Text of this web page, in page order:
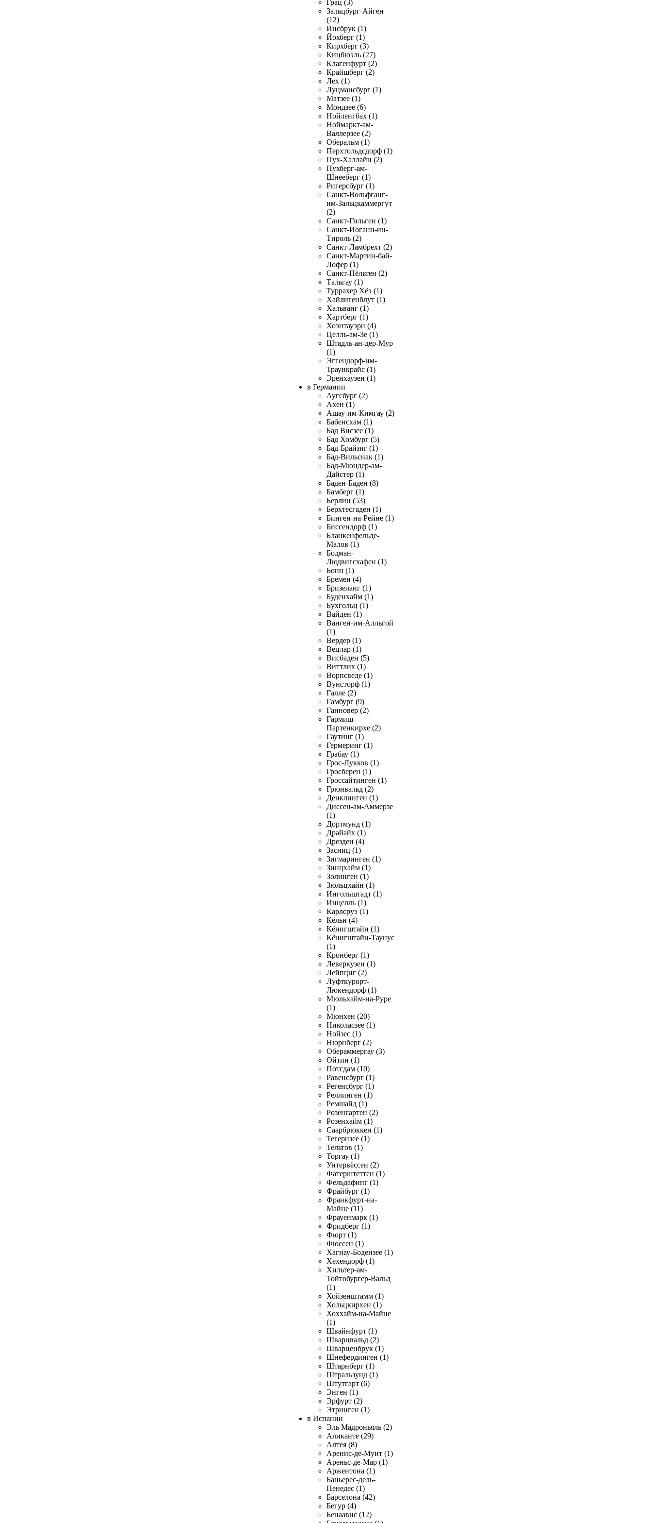
Грац (3)
Зальцбург-Айген
(12)
Инсбрук (1)
Йохберг (1)
Кирхберг (3)
Кицбюэль (27)
Клагенфурт (2)
Крайшберг (2)
Лех (1)
Луцмансбург (1)
Матзее (1)
Мондзее (6)
Нойленгбах (1)
Ноймаркт-ам-
Валлерзее (2)
Оберальм (1)
Перхтольдсдорф (1)
Пух-Халлайн (2)
Пухберг-ам-
Шнееберг (1)
Ригерсбург (1)
Санкт-Вольфганг-
им-Зальцкаммергут
(2)
Санкт-Гильген (1)
Санкт-Иоганн-ин-
Тироль (2)
Санкт-Ламбрехт (2)
Санкт-Мартин-бай-
Лофер (1)
Санкт-Пёльтен (2)
Тальгау (1)
Туррахер Хёэ (1)
Хайлигенблут (1)
Хальванг (1)
Хартберг (1)
Хоэнтауэрн (4)
Целль-ам-Зе (1)
Штадль-ан-дер-Мур
(1)
Эггендорф-им-
Траункрайс (1)
Эренхаузен (1)
в Германии
Аугсбург (2)
Ахен (1)
Ашау-им-Кимгау (2)
Бабенсхам (1)
Бад Висзее (1)
Бад Хомбург (5)
Бад-Брайзиг (1)
Бад-Вильснак (1)
Бад-Мюндер-ам-
Дайстер (1)
Баден-Баден (8)
Бамберг (1)
Берлин (53)
Берхтесгаден (1)
Бинген-на-Рейне (1)
Биссендорф (1)
Бланкенфельде-
Малов (1)
Бодман-
Людвигсхафен (1)
Бонн (1)
Бремен (4)
Бризеланг (1)
Буденхайм (1)
Бухгольц (1)
Вайден (1)
Ванген-им-Алльгой
(1)
Вердер (1)
Вецлар (1)
Висбаден (5)
Виттлих (1)
Ворпсведе (1)
Вунсторф (1)
Галле (2)
Гамбург (9)
Ганновер (2)
Гармиш-
Партенкирхе (2)
Гаутинг (1)
Гермеринг (1)
Грабау (1)
Грос-Лукков (1)
Гросберен (1)
Гроссайтинген (1)
Грюнвальд (2)
Денклинген (1)
Диссен-ам-Аммерзе
(1)
Дортмунд (1)
Драйайх (1)
Дрезден (4)
Засниц (1)
Зигмаринген (1)
Зинцхайм (1)
Золинген (1)
Зюльцхайн (1)
Ингольштадт (1)
Инцелль (1)
Карлсруэ (1)
Кёльн (4)
Кёнигштайн (1)
Кёнигштайн-Таунус
(1)
Кронберг (1)
Леверкузен (1)
Лейпциг (2)
Луфткурорт-
Люкендорф (1)
Мюльхайм-на-Руре
(1)
Мюнхен (20)
Николасзее (1)
Нойзес (1)
Нюрнберг (2)
Обераммергау (3)
Ойтин (1)
Потсдам (10)
Равенсбург (1)
Регенсбург (1)
Реллинген (1)
Ремшайд (1)
Розенгартен (2)
Розенхайм (1)
Саарбрюккен (1)
Тегернзее (1)
Тельтов (1)
Торгау (1)
Унтервёссен (2)
Фатерштеттен (1)
Фельдафинг (1)
Фрайбург (1)
Франкфурт-на-
Майне (11)
Фрауенмарк (1)
Фридберг (1)
Фюрт (1)
Фюссен (1)
Хагнау-Бодензее (1)
Хехендорф (1)
Хильтер-ам-
Тойтобургер-Вальд
(1)
Хойзенштамм (1)
Хольцкирхен (1)
Хоххайм-на-Майне
(1)
Швайнфурт (1)
Шварцвальд (2)
Шварценбрук (1)
Шнефердинген (1)
Штарнберг (1)
Штральзунд (1)
Штутгарт (6)
Энген (1)
Эрфурт (2)
Этринген (1)
в Испании
Эль Мадроньяль (2)
Аликанте (29)
Алтея (8)
Аренис-де-Мунт (1)
Ареньс-де-Мар (1)
Аржентона (1)
Баньерес-дель-
Пенедес (1)
Барселона (42)
Бегур (4)
Бенаавис (12)